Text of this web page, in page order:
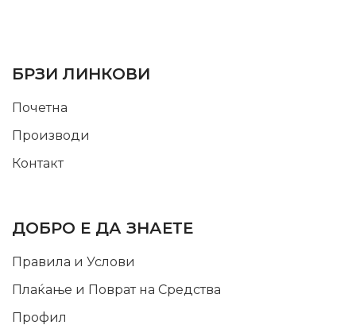
БРЗИ ЛИНКОВИ
Почетна
Производи
Контакт
ДОБРО Е ДА ЗНАЕТЕ
Правила и Услови
Плаќање и Поврат на Средства
Профил